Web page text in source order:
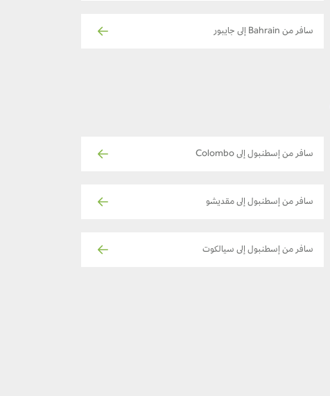
سافر من Bahrain إلى جايبور
سافر من إسطنبول إلى Colombo
سافر من إسطنبول إلى مقديشو
سافر من إسطنبول إلى سيالكوت